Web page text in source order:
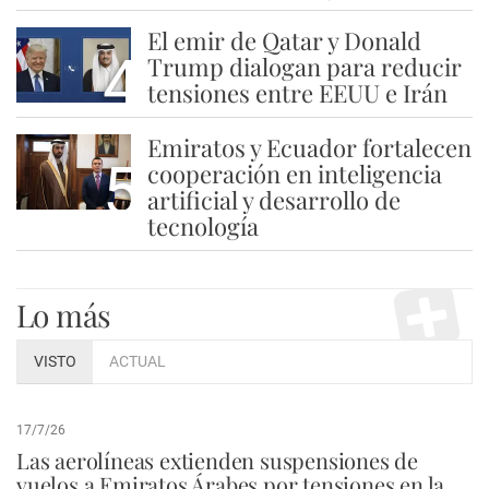
4
El emir de Qatar y Donald
Trump dialogan para reducir
tensiones entre EEUU e Irán
5
Emiratos y Ecuador fortalecen
cooperación en inteligencia
artificial y desarrollo de
tecnología
Lo más
VISTO ACTUAL
17/7/26
Las aerolíneas extienden suspensiones de